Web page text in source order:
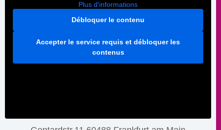
Plus d'informations
Débloquer le contenu
Accepter le service requis et débloquer les
contenus